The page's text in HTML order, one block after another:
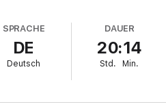
SPRACHE
DE
Deutsch
DAUER
20:14
Std. Min.